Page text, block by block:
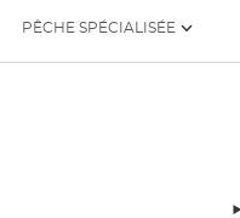
PÊCHE SPÉCIALISÉE